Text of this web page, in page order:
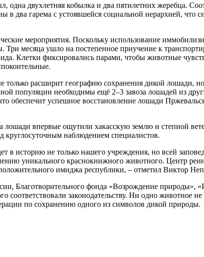
одна двухлетняя кобылка и два пятилетних жеребца.
два гарема с устоявшейся социальной иерархией, что
мероприятия. Поскольку использование
Три месяца ушло на постепенное приучение к
Клетки фиксировались парами, чтобы животные
расширит географию сохранения дикой лошади,
популяции необходимы ещё 2–3 завоза лошадей из
обеспечит успешное восстановление лошади
лошади впервые ощутили хакасскую землю и степной
круглосуточным наблюдением специалистов.
в историю не только нашего учреждения, но всей
уникального краснокнижного животного. Центр
имиджа республики, – отметил Виктор
Благотворительного фонда «Возрождение природы»,
соответствовали законодательству. Ни одно животное
по сохранению одного из символов дикой природы.